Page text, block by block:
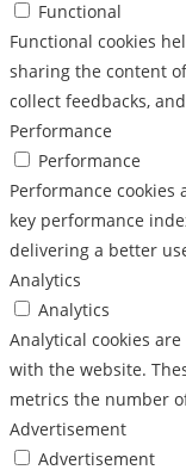
Functional
Functional cookies
sharing the content
collect feedbacks,
Performance
Performance
Performance
key performance
delivering a better
Analytics
Analytics
Analytical cookies
with the website.
metrics the number
Advertisement
Advertisement